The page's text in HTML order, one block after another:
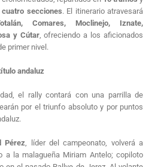
cuatro secciones. El itinerario atravesará
Comares, Moclinejo, Iznate,
y Cútar, ofreciendo a los aficionados
primer nivel.
andaluz
el rally contará con una parrilla de
por el triunfo absoluto y por puntos
Pérez, líder del campeonato, volverá a
a la malagueña Miriam Antelo; copiloto